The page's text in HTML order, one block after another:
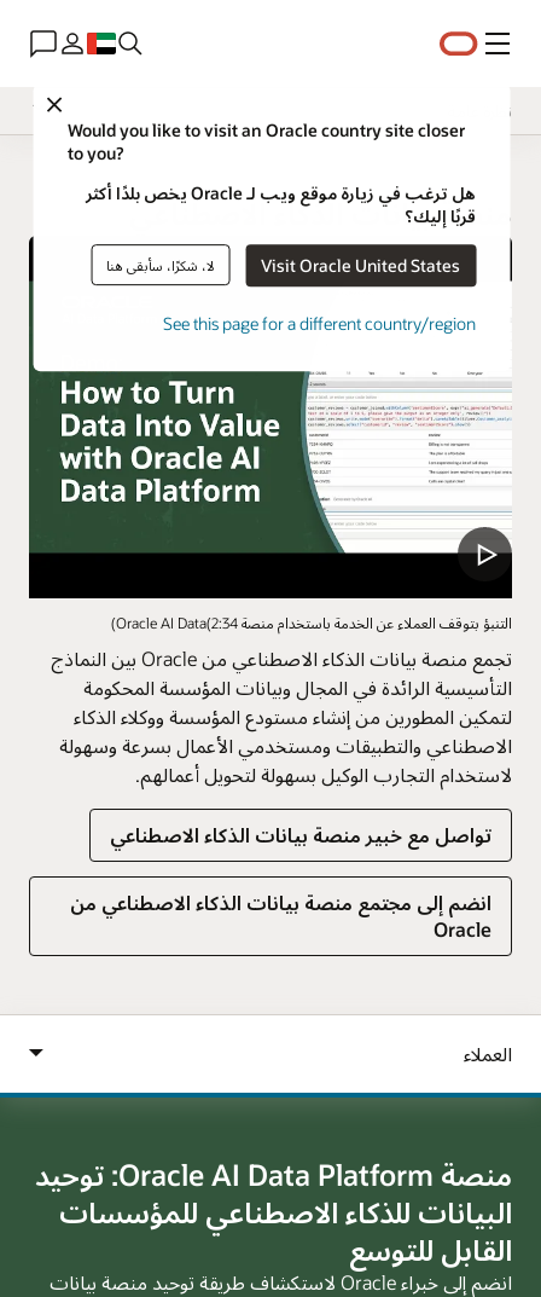
القائمة
Close
Would you like to visit an Oracle country site closer
to you?
هل ترغب في زيارة موقع ويب لـ Oracle يخص بلدًا أكثر
قربًا إليك؟
Visit Oracle United States لا، شكرًا، سأبقى هنا
See this page for a different country/region
نظرة عامة
منصة بيانات الذكاء الاصطناعي
التنبؤ بتوقف العملاء عن الخدمة باستخدام منصة Oracle AI Data(2:34)
تجمع منصة بيانات الذكاء الاصطناعي من Oracle بين النماذج
التأسيسية الرائدة في المجال وبيانات المؤسسة المحكومة
لتمكين المطورين من إنشاء مستودع المؤسسة ووكلاء الذكاء
الاصطناعي والتطبيقات ومستخدمي الأعمال بسرعة وسهولة
لاستخدام التجارب الوكيل بسهولة لتحويل أعمالهم.
تواصل مع خبير منصة بيانات الذكاء الاصطناعي
انضم إلى مجتمع منصة بيانات الذكاء الاصطناعي من
Oracle
منصة Oracle AI Data Platform: توحيد
البيانات للذكاء الاصطناعي للمؤسسات
القابل للتوسع
انضم إلى خبراء Oracle لاستكشاف طريقة توحيد منصة بيانات